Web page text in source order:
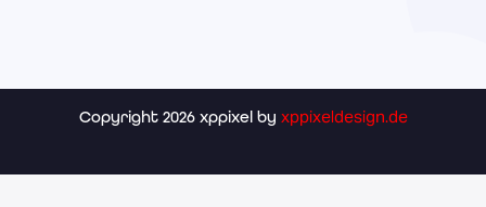
Copyright 2026 xppixel by xppixeldesign.de